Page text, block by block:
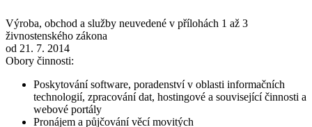
Výroba, obchod a služby neuvedené v přílohách 1 až 3
živnostenského zákona
od 21. 7. 2014
Obory činnosti:
Poskytování software, poradenství v oblasti informačních
technologií, zpracování dat, hostingové a související činnosti a
webové portály
Pronájem a půjčování věcí movitých